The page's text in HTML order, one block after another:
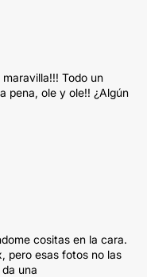
Todo un
pena, ole y ole!! ¿Algún
cositas en la cara.
pero esas fotos no las
una